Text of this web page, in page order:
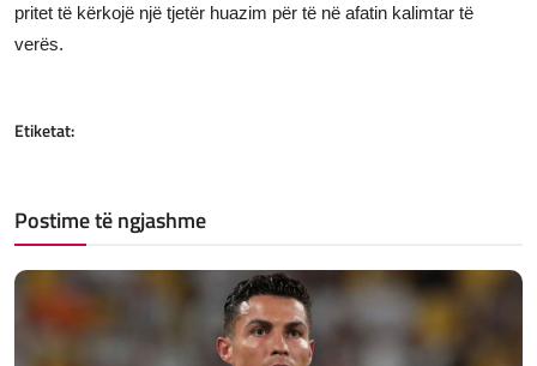
pritet të kërkojë një tjetër huazim për të në afatin kalimtar të
verës.
Etiketat:
Postime të ngjashme